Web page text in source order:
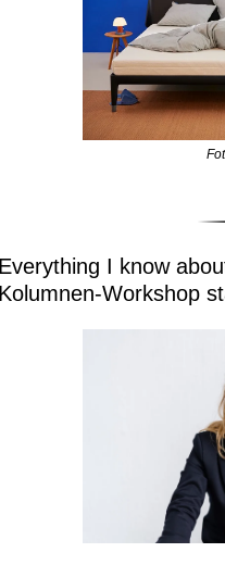
I know
Workshop